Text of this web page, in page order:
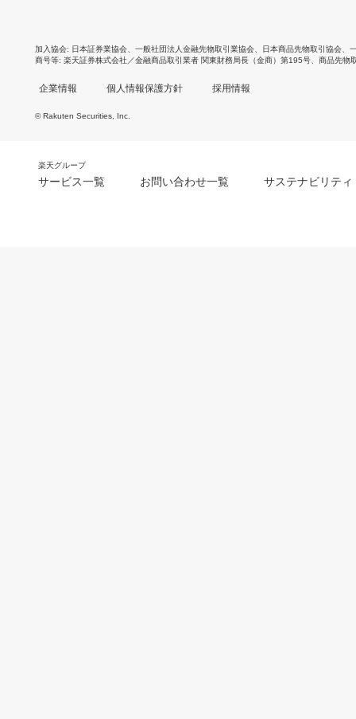
加入協会 日本証券業協会 一般社団法人金融先物取引業協会 日本商品先物取引協会
商号等 楽天証券株式会社／金融商品取引業者 関東財務局長（金商）第195号、商品先物
企業情報 個人情報保護方針 採用情報
© Rakuten Securities, Inc.
楽天グループ
サービス一覧 お問い合わせ一覧 サステナビリティ